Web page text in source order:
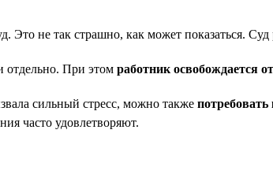
не так страшно, как может показаться. Суд
отдельно. При этом работник освобождается
сильный стресс, можно также
часто удовлетворяют.